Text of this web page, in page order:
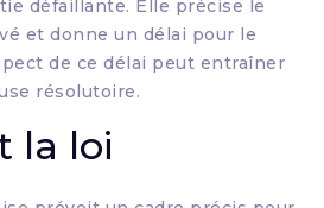
défaillante. Elle précise le
et donne un délai pour le
de ce délai peut entraîner
résolutoire.
la loi